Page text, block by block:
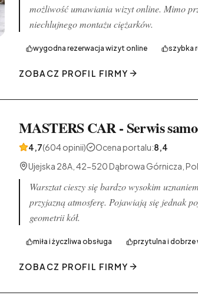
możliwość umawiania wizyt online. Mimo
niechlujnego montażu ciężarków.
wygodna rezerwacja wizyt online szybka
ZOBACZ PROFIL FIRMY
MASTERS CAR - Serwis
4,7(604 opinii) Ocena portalu:8,4
Ujejska 28A, 42-520 Dąbrowa Górnicza,
Warsztat cieszy się bardzo wysokim
przyjazną atmosferę. Pojawiają się jednak
geometrii kół.
miła i życzliwa obsługa przytulna i
ZOBACZ PROFIL FIRMY